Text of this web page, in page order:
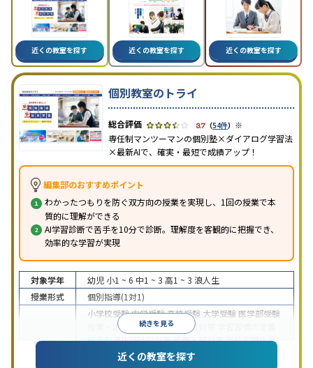
近くの教室を探す 近くの教室を探す 近くの教室を探す
個別教室のトライ
3.7 （54件） ※
専任制マンツーマンの個別塾×ダイアログ学習法
×最新AIで、確実・最短で成績アップ！
編集部のおすすめポイント
わかったつもりを防ぐ双方向の授業を実現し、1回の授業で本
質的に理解ができる
AI学習診断で苦手を10分で診断。理解度を客観的に把握でき、
効率的な学習が実現
続きを見る
対象学年 幼児 小1 ~ 6 中1 ~ 3 高1 ~ 3 浪人生
授業形式
個別指導(1対1)
小学校受験中学受験高校受験 大学受験 医学部受験
授業・定期テスト対策
内申点対策
総合型選抜(旧AO)対策推薦入試対策学校別特化対
国公立大対策私大対策 共通テスト対策
近くの教室を探す